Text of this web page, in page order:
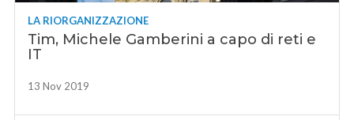
LA RIORGANIZZAZIONE
Tim, Michele Gamberini a capo di reti e
IT
13 Nov 2019